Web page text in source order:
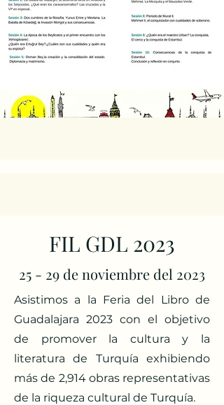
FIL GDL 2023
25 - 29 de noviembre del 2023
Asistimos a la Feria del Libro de
Guadalajara 2023 con el objetivo
de promover la cultura y la
literatura de Turquía exhibiendo
más de 2,914 obras representativas
de la riqueza cultural de Turquía.